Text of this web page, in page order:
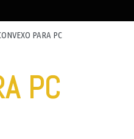
PARA PC
PC